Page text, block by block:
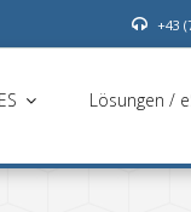
+43
Lösungen /